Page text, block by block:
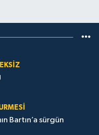
Bartın’a sürgün